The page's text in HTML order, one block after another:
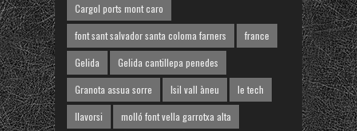
Cargol ports mont caro
font sant salvador santa coloma farners
france
Gelida
Gelida cantillepa penedes
Granota assua sorre
Isil vall àneu
le tech
llavorsi
molló font vella garrotxa alta